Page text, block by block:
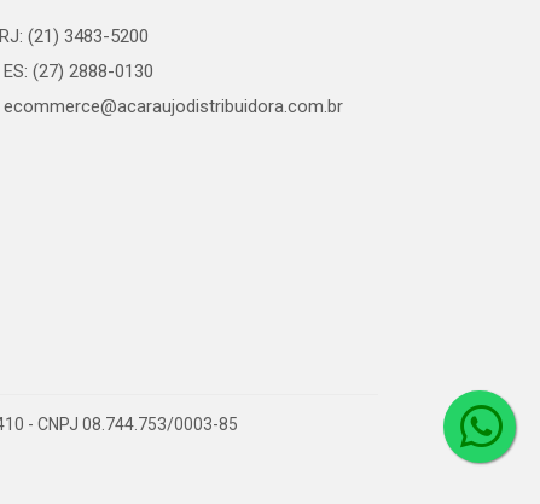
RJ: (21) 3483-5200
ES: (27) 2888-0130
ecommerce@acaraujodistribuidora.com.br
- CNPJ 08.744.753/0003-85